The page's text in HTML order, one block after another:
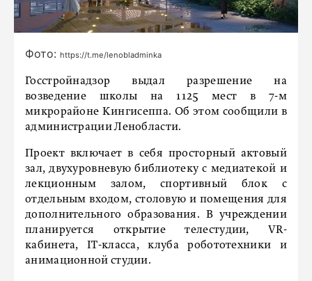
Фото: https://t.me/lenobladminka
Госстройнадзор выдал разрешение на
возведение школы на 1125 мест в 7-м
микрорайоне Кингисеппа. Об этом сообщили в
администрации Ленобласти.
Проект включает в себя просторный актовый
зал, двухуровневую библиотеку с медиатекой и
лекционным залом, спортивный блок с
отдельным входом, столовую и помещения для
дополнительного образования. В учреждении
планируется открытие телестудии, VR-
кабинета, IT-класса, клуба робототехники и
анимационной студии.